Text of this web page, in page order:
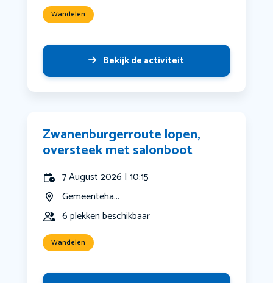
Wandelen
Bekijk de activiteit
Zwanenburgerroute lopen,
oversteek met salonboot
7 August 2026 | 10:15
Gemeenteha...
6 plekken beschikbaar
Wandelen